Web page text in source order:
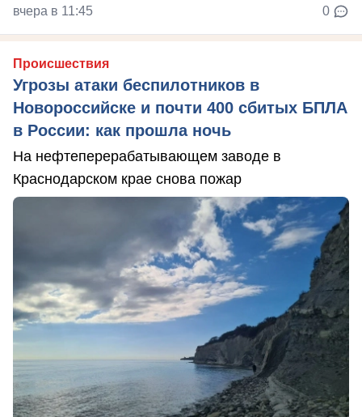
вчера в 11:45 0
Происшествия
Угрозы атаки беспилотников в
Новороссийске и почти 400 сбитых БПЛА
в России: как прошла ночь
На нефтеперерабатывающем заводе в
Краснодарском крае снова пожар